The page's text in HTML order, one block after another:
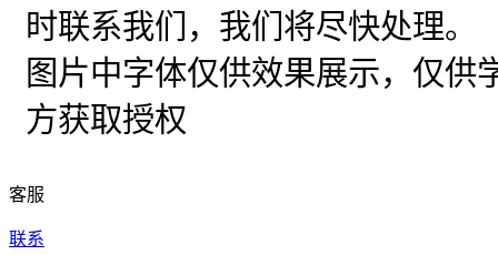
时联系我们，我们将尽快处理。
图片中字体仅供效果展示，仅供
方获取授权
客服
联系